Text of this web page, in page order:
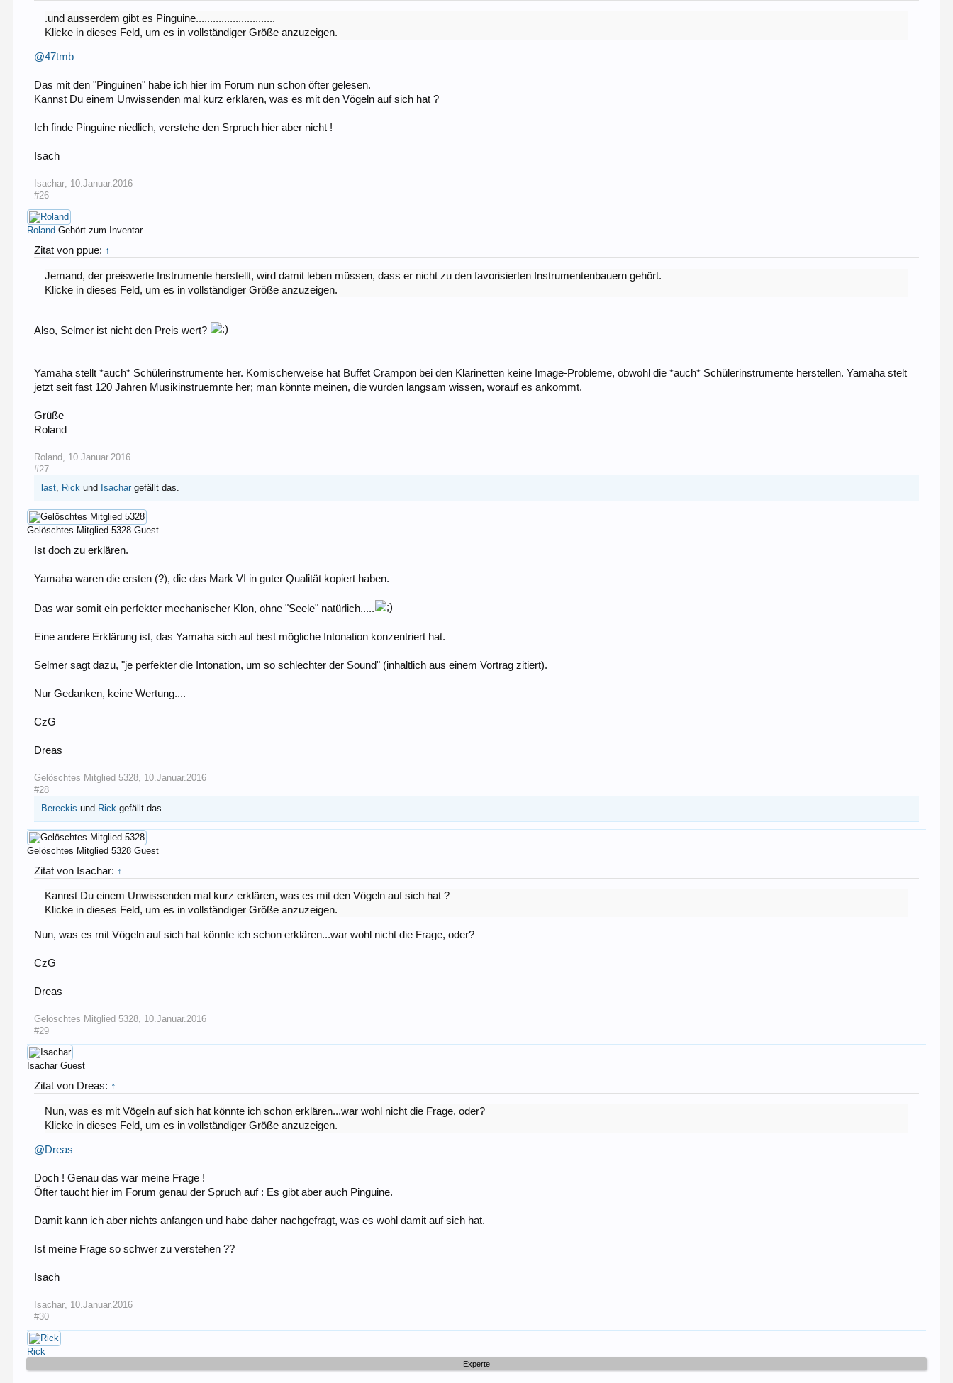
.und ausserdem gibt es Pinguine............................
Klicke in dieses Feld, um es in vollständiger Größe anzuzeigen.
@47tmb
Das mit den "Pinguinen" habe ich hier im Forum nun schon öfter gelesen.
Kannst Du einem Unwissenden mal kurz erklären, was es mit den Vögeln auf sich hat ?
Ich finde Pinguine niedlich, verstehe den Srpruch hier aber nicht !
Isach
Isachar, 10.Januar.2016
#26
Roland Gehört zum Inventar
Zitat von ppue: ↑
Jemand, der preiswerte Instrumente herstellt, wird damit leben müssen, dass er nicht zu den favorisierten Instrumentenbauern gehört.
Klicke in dieses Feld, um es in vollständiger Größe anzuzeigen.
Also, Selmer ist nicht den Preis wert?
Yamaha stellt *auch* Schülerinstrumente her. Komischerweise hat Buffet Crampon bei den Klarinetten keine Image-Probleme, obwohl die *auch* Schülerinstrumente herstellen. Yamaha stelt
jetzt seit fast 120 Jahren Musikinstruemnte her; man könnte meinen, die würden langsam wissen, worauf es ankommt.
Grüße
Roland
Roland 10.Januar.2016
#27
last Rick und Isachar gefällt das.
Gelöschtes Mitglied 5328 Guest
Ist doch zu erklären.
Yamaha waren die ersten (?), die das Mark VI in guter Qualität kopiert haben.
Das war somit ein perfekter mechanischer Klon, ohne "Seele" natürlich.....
Eine andere Erklärung ist, das Yamaha sich auf best mögliche Intonation konzentriert hat.
Selmer sagt dazu, "je perfekter die Intonation, um so schlechter der Sound" (inhaltlich aus einem Vortrag zitiert).
Nur Gedanken, keine Wertung....
CzG
Dreas
Gelöschtes Mitglied 5328 10.Januar.2016
#28
Bereckis und Rick gefällt das.
Gelöschtes Mitglied 5328 Guest
Zitat von Isachar: ↑
Kannst Du einem Unwissenden mal kurz erklären, was es mit den Vögeln auf sich hat ?
Klicke in dieses Feld, um es in vollständiger Größe anzuzeigen.
Nun, was es mit Vögeln auf sich hat könnte ich schon erklären...war wohl nicht die Frage, oder?
CzG
Dreas
Gelöschtes Mitglied 5328 10.Januar.2016
#29
Isachar Guest
Zitat von Dreas: ↑
Nun, was es mit Vögeln auf sich hat könnte ich schon erklären...war wohl nicht die Frage, oder?
Klicke in dieses Feld, um es in vollständiger Größe anzuzeigen.
@Dreas
Doch ! Genau das war meine Frage !
Öfter taucht hier im Forum genau der Spruch auf : Es gibt aber auch Pinguine.
Damit kann ich aber nichts anfangen und habe daher nachgefragt, was es wohl damit auf sich hat.
Ist meine Frage so schwer zu verstehen ??
Isach
Isachar, 10.Januar.2016
#30
Rick
Experte